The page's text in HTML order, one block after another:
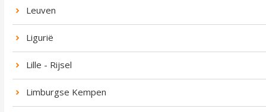
Leuven
Ligurië
Lille - Rijsel
Limburgse Kempen